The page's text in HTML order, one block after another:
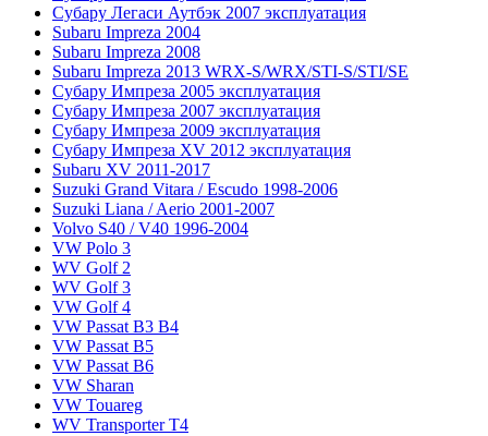
Субару Легаси Аутбэк 2007 эксплуатация
Subaru Impreza 2004
Subaru Impreza 2008
Subaru Impreza 2013 WRX-S/WRX/STI-S/STI/SE
Субару Импреза 2005 эксплуатация
Субару Импреза 2007 эксплуатация
Субару Импреза 2009 эксплуатация
Субару Импреза XV 2012 эксплуатация
Subaru XV 2011-2017
Suzuki Grand Vitara / Escudo 1998-2006
Suzuki Liana / Aerio 2001-2007
Volvo S40 / V40 1996-2004
VW Polo 3
WV Golf 2
WV Golf 3
VW Golf 4
VW Passat B3 B4
VW Passat B5
VW Passat B6
VW Sharan
VW Touareg
WV Transporter T4